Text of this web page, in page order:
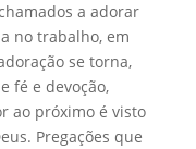
a adorar
no trabalho, em
se torna,
fé e devoção,
ao próximo é visto
Pregações que